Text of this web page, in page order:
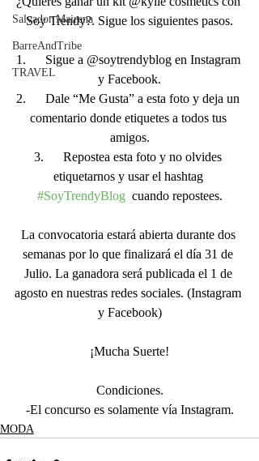
Salvador Mairena
BarreAndTribe
TRAVEL
Soy Trendy?. Sigue los siguientes pasos.
1.      Sigue a @soytrendyblog en Instagram
y Facebook.
2.      Dale “Me Gusta” a esta foto y deja un
comentario donde etiquetes a todos tus
amigos.
3.      Repostea esta foto y no olvides
etiquetarnos y usar el hashtag
#SoyTrendyBlog
  cuando repostees.
La convocatoria estará abierta durante dos
semanas por lo que finalizará el día 31 de
Julio. La ganadora será publicada el 1 de
agosto en nuestras redes sociales. (Instagram
y Facebook)
¡Mucha Suerte!
Condiciones.
-El concurso es solamente vía Instagram.
MODA